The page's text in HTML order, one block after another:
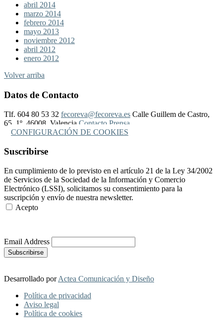
abril 2014
marzo 2014
febrero 2014
mayo 2013
noviembre 2012
abril 2012
enero 2012
Volver arriba
Datos de Contacto
Tlf. 604 80 53 32 fecoreva@fecoreva.es Calle Guillem de Castro,
65, 1º, 46008, Valencia Contacto Prensa
CONFIGURACIÓN DE COOKIES
Suscribirse
En cumplimiento de lo previsto en el artículo 21 de la Ley 34/2002
de Servicios de la Sociedad de la Información y Comercio
Electrónico (LSSI), solicitamos su consentimiento para la
suscripción y envío de nuestra newsletter.
Acepto
Email Address
Desarrollado porActea Comunicación y Diseño
Política de privacidad
Aviso legal
Política de cookies